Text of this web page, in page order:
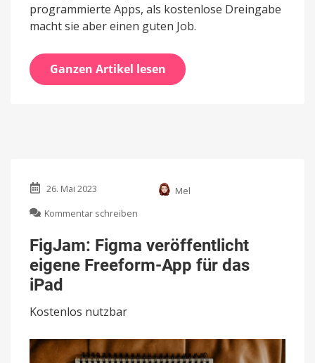
programmierte Apps, als kostenlose Dreingabe
macht sie aber einen guten Job.
Ganzen Artikel lesen
26. Mai 2023
Mel
Kommentar schreiben
Figma
veröffentlicht
eigene
FigJam: Figma veröffentlicht
eigene Freeform-App für das
iPad
Kostenlos nutzbar